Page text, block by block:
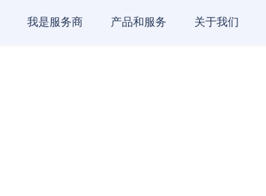
我是服务商 产品和服务 关于我们